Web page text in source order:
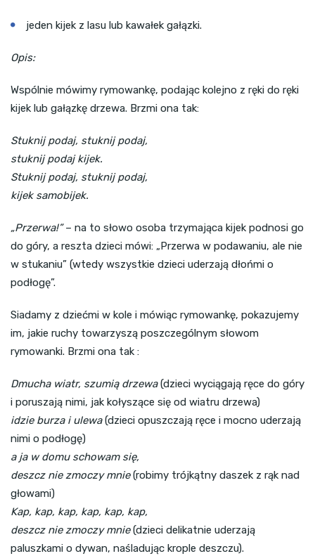
jeden kijek z lasu lub kawałek gałązki.
Opis:
Wspólnie mówimy rymowankę, podając kolejno z ręki do ręki
kijek lub gałązkę drzewa. Brzmi ona tak:
Stuknij podaj, stuknij podaj,
stuknij podaj kijek.
Stuknij podaj, stuknij podaj,
kijek samobijek.
„Przerwa!”– na to słowo osoba trzymająca kijek podnosi go
do góry, a reszta dzieci mówi: „Przerwa w podawaniu, ale nie
w stukaniu” (wtedy wszystkie dzieci uderzają dłońmi o
podłogę”.
Siadamy z dziećmi w kole i mówiąc rymowankę, pokazujemy
im, jakie ruchy towarzyszą poszczególnym słowom
rymowanki. Brzmi ona tak :
Dmucha wiatr, szumią drzewa(dzieci wyciągają ręce do góry
i poruszają nimi, jak kołyszące się od wiatru drzewa)
idzie burza i ulewa(dzieci opuszczają ręce i mocno uderzają
nimi o podłogę)
a ja w domu schowam się,
deszcz nie zmoczy mnie(robimy trójkątny daszek z rąk nad
głowami)
Kap, kap, kap, kap, kap, kap,
deszcz nie zmoczy mnie(dzieci delikatnie uderzają
paluszkami o dywan, naśladując krople deszczu).